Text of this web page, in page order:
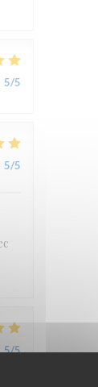
5/5
5/5
5/5